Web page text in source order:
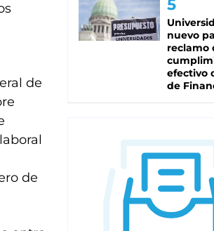
de
de
nuevo
reclamo
efectivo
de